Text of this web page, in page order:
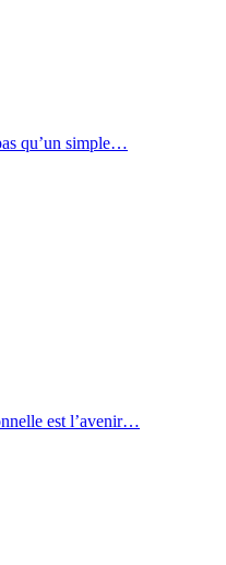
qu’un simple…
est l’avenir…